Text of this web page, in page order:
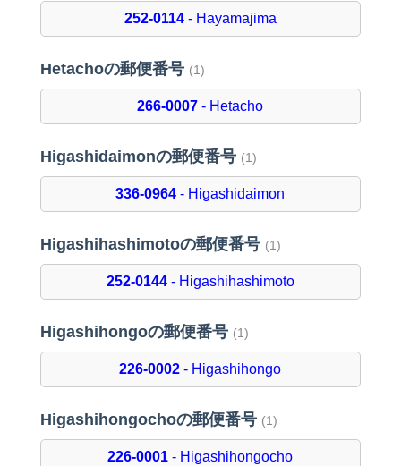
252-0114- Hayamajima
Hetachoの郵便番号 (1)
266-0007 - Hetacho
Higashidaimonの郵便番号 (1)
336-0964 - Higashidaimon
Higashihashimotoの郵便番号 (1)
252-0144- Higashihashimoto
Higashihongoの郵便番号 (1)
226-0002 - Higashihongo
Higashihongochoの郵便番号 (1)
226-0001 - Higashihongocho